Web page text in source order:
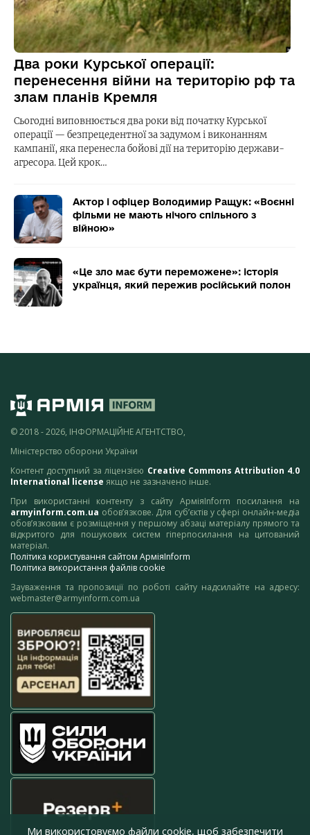
Два роки Курської операції:
перенесення війни на територію рф та
злам планів Кремля
Сьогодні виповнюється два роки від початку Курської
операції — безпрецедентної за задумом і виконанням
кампанії, яка перенесла бойові дії на територію держави-
агресора. Цей крок…
Актор і офіцер Володимир Ращук: «Воєнні
фільми не мають нічого спільного з
війною»
«Це зло має бути переможене»: історія
українця, який пережив російський полон
© 2018 - 2026, ІНФОРМАЦІЙНЕ АГЕНТСТВО,
Міністерство оборони України
Контент доступний за ліцензією Creative Commons Attribution 4.0
International license якщо не зазначено інше.
При використанні контенту з сайту АрміяInform посилання на
armyinform.com.ua обов’язкове. Для суб’єктів у сфері онлайн-медіа
обов’язковим є розміщення у першому абзаці матеріалу прямого та
відкритого для пошукових систем гіперпосилання на цитований
матеріал.
Політика користування сайтом АрміяInform
Політика використання файлів cookie
Зауваження та пропозиції по роботі сайту надсилайте на адресу:
webmaster@armyinform.com.ua
Ми використовуємо файли cookie, щоб забезпечити